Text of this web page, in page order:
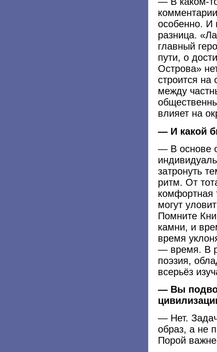
особенно. И
разница.
главный
пути, о
Острова»
строится
между
влияет на
— И какой
— В основе
затронуть
ритм. От
комфортная
могут
Помните
камни, и
время
— время. В
поэзия,
всерьёз
— Вы
— Нет.
образ, а не
Порой